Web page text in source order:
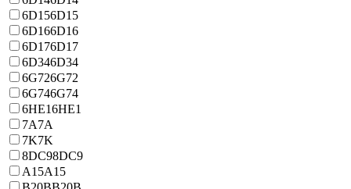
6D156D15
6D166D16
6D176D17
6D346D34
6G726G72
6G746G74
6HE16HE1
7A7A
7K7K
8DC98DC9
A15A15